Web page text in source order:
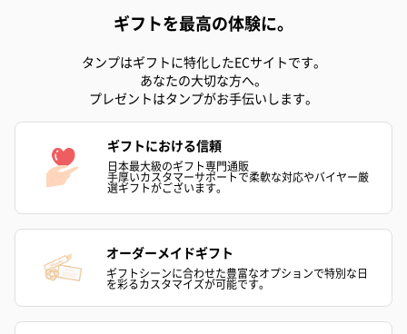
ギフトを最高の体験に。
タンプはギフトに特化したECサイトです。
あなたの大切な方へ。
プレゼントはタンプがお手伝いします。
ギフトにおける信頼
日本最大級のギフト専門通販
手厚いカスタマーサポートで柔軟な対応やバイヤー厳
選ギフトがございます。
オーダーメイドギフト
ギフトシーンに合わせた豊富なオプションで特別な日
を彩るカスタマイズが可能です。